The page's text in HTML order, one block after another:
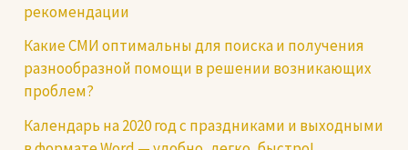
рекомендации
Какие СМИ оптимальны для поиска и получения
разнообразной помощи в решении возникающих
проблем?
Календарь на 2020 год с праздниками и выходными